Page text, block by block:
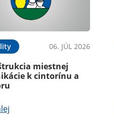
06. JÚL 2026
miestnej
k cintorínu a